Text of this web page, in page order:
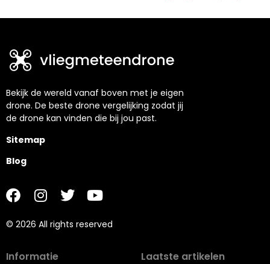
Bekijk de wereld vanaf boven met je eigen
drone. De beste drone vergelijking zodat jij
de drone kan vinden die bij jou past.
Sitemap
Blog
© 2026 All rights reserved
Informatie
Laatste artikelen